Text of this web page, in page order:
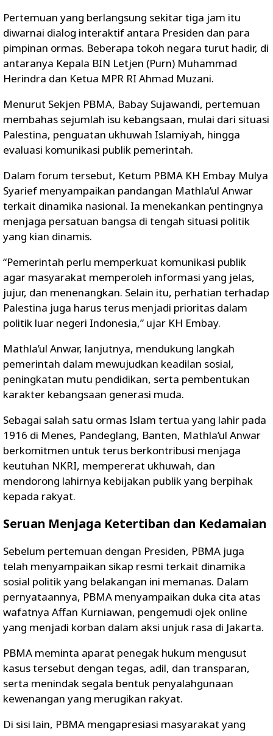
Pertemuan yang berlangsung sekitar tiga jam itu
diwarnai dialog interaktif antara Presiden dan para
pimpinan ormas. Beberapa tokoh negara turut hadir, di
antaranya Kepala BIN Letjen (Purn) Muhammad
Herindra dan Ketua MPR RI Ahmad Muzani.
Menurut Sekjen PBMA, Babay Sujawandi, pertemuan
membahas sejumlah isu kebangsaan, mulai dari situasi
Palestina, penguatan ukhuwah Islamiyah, hingga
evaluasi komunikasi publik pemerintah.
Dalam forum tersebut, Ketum PBMA KH Embay Mulya
Syarief menyampaikan pandangan Mathla’ul Anwar
terkait dinamika nasional. Ia menekankan pentingnya
menjaga persatuan bangsa di tengah situasi politik
yang kian dinamis.
“Pemerintah perlu memperkuat komunikasi publik
agar masyarakat memperoleh informasi yang jelas,
jujur, dan menenangkan. Selain itu, perhatian terhadap
Palestina juga harus terus menjadi prioritas dalam
politik luar negeri Indonesia,” ujar KH Embay.
Mathla’ul Anwar, lanjutnya, mendukung langkah
pemerintah dalam mewujudkan keadilan sosial,
peningkatan mutu pendidikan, serta pembentukan
karakter kebangsaan generasi muda.
Sebagai salah satu ormas Islam tertua yang lahir pada
1916 di Menes, Pandeglang, Banten, Mathla’ul Anwar
berkomitmen untuk terus berkontribusi menjaga
keutuhan NKRI, mempererat ukhuwah, dan
mendorong lahirnya kebijakan publik yang berpihak
kepada rakyat.
Seruan Menjaga Ketertiban dan Kedamaian
Sebelum pertemuan dengan Presiden, PBMA juga
telah menyampaikan sikap resmi terkait dinamika
sosial politik yang belakangan ini memanas. Dalam
pernyataannya, PBMA menyampaikan duka cita atas
wafatnya Affan Kurniawan, pengemudi ojek online
yang menjadi korban dalam aksi unjuk rasa di Jakarta.
PBMA meminta aparat penegak hukum mengusut
kasus tersebut dengan tegas, adil, dan transparan,
serta menindak segala bentuk penyalahgunaan
kewenangan yang merugikan rakyat.
Di sisi lain, PBMA mengapresiasi masyarakat yang